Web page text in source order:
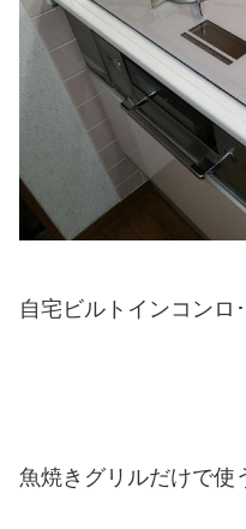
自宅ビルトインコンロ･
魚焼きグリルだけで使